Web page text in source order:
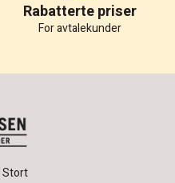
Rabatterte priser
For avtalekunder
Stort